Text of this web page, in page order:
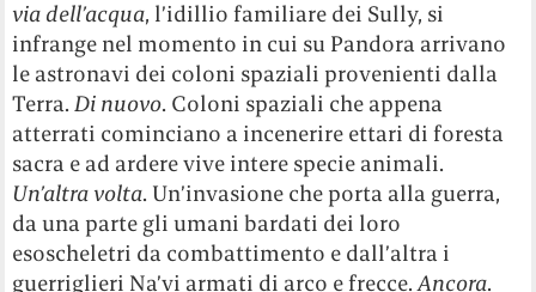
via dell’acqua, l’idillio familiare dei Sully, si
infrange nel momento in cui su Pandora arrivano
le astronavi dei coloni spaziali provenienti dalla
Terra.Di nuovo. Coloni spaziali che appena
atterrati cominciano a incenerire ettari di foresta
sacra e ad ardere vive intere specie animali.
Un’altra volta. Un’invasione che porta alla guerra,
da una parte gli umani bardati dei loro
esoscheletri da combattimento e dall’altra i
guerriglieri Na’vi armati di arco e frecce.Ancora.